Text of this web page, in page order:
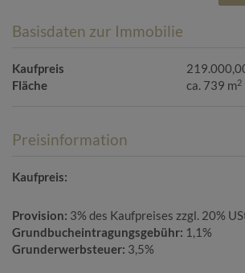
Basisdaten zur Immobilie
Kaufpreis
Fläche
ca. 739 m2
Preisinformation
Kaufpreis:
Provision: 3% des Kaufpreises zzgl. 20%
Grundbucheintragungsgebühr: 1,1%
Grunderwerbsteuer: 3,5%